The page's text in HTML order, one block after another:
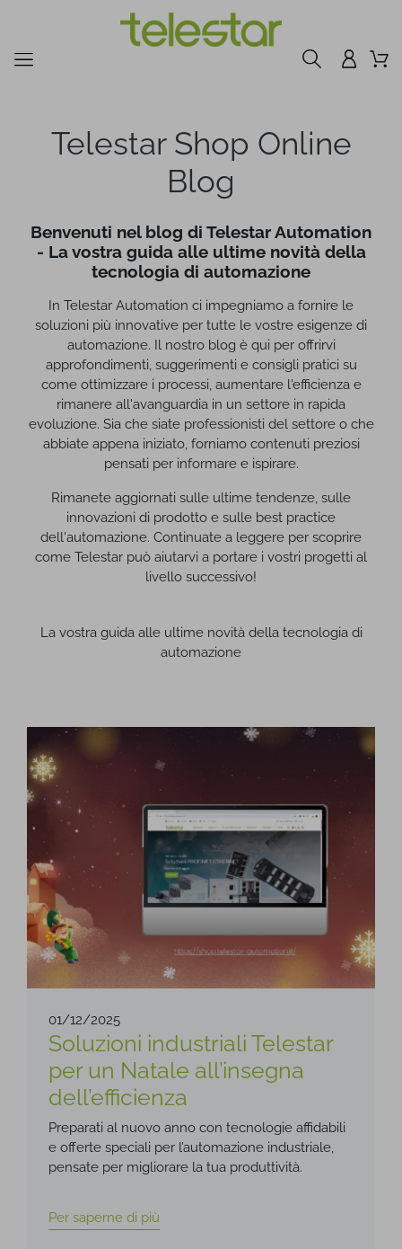
Telestar Shop Online
Blog
Benvenuti nel blog di Telestar Automation
- La vostra guida alle ultime novità della
tecnologia di automazione
In Telestar Automation ci impegniamo a fornire le
soluzioni più innovative per tutte le vostre esigenze di
automazione. Il nostro blog è qui per offrirvi
approfondimenti, suggerimenti e consigli pratici su
come ottimizzare i processi, aumentare l'efficienza e
rimanere all'avanguardia in un settore in rapida
evoluzione. Sia che siate professionisti del settore o che
abbiate appena iniziato, forniamo contenuti preziosi
pensati per informare e ispirare.
Rimanete aggiornati sulle ultime tendenze, sulle
innovazioni di prodotto e sulle best practice
dell'automazione. Continuate a leggere per scoprire
come Telestar può aiutarvi a portare i vostri progetti al
livello successivo!
La vostra guida alle ultime novità della tecnologia di
automazione
01/12/2025
Soluzioni industriali Telestar
per un Natale all’insegna
dell’efficienza
Preparati al nuovo anno con tecnologie affidabili
e offerte speciali per l’automazione industriale,
pensate per migliorare la tua produttività.
Per saperne di più